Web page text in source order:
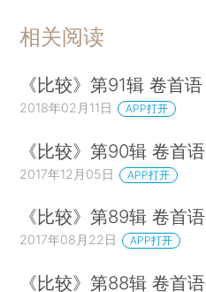
相关阅读
《比较》第91辑 卷首语
2018年02月11日 APP打开
《比较》第90辑 卷首语
2017年12月05日 APP打开
《比较》第89辑 卷首语
2017年08月22日 APP打开
《比较》第88辑 卷首语